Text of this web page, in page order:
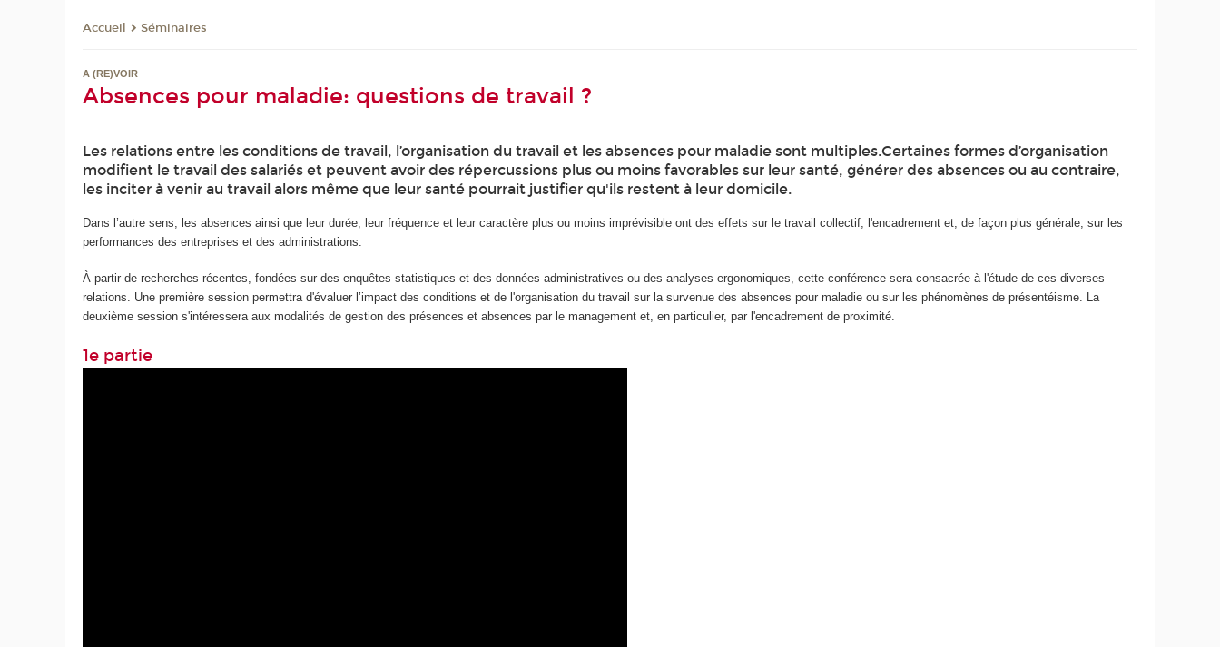
Accueil Séminaires
A (RE)VOIR
Absences pour maladie: questions de travail ?
Les relations entre les conditions de travail, l’organisation du travail et les absences pour maladie sont multiples.Certaines formes d’organisation
modifient le travail des salariés et peuvent avoir des répercussions plus ou moins favorables sur leur santé, générer des absences ou au contraire,
les inciter à venir au travail alors même que leur santé pourrait justifier qu'ils restent à leur domicile.
Dans l’autre sens, les absences ainsi que leur durée, leur fréquence et leur caractère plus ou moins imprévisible ont des effets sur le travail collectif, l'encadrement et, de façon plus générale, sur les
performances des entreprises et des administrations.
À partir de recherches récentes, fondées sur des enquêtes statistiques et des données administratives ou des analyses ergonomiques, cette conférence sera consacrée à l'étude de ces diverses
relations. Une première session permettra d'évaluer l’impact des conditions et de l'organisation du travail sur la survenue des absences pour maladie ou sur les phénomènes de présentéisme. La
deuxième session s'intéressera aux modalités de gestion des présences et absences par le management et, en particulier, par l'encadrement de proximité.
1e partie